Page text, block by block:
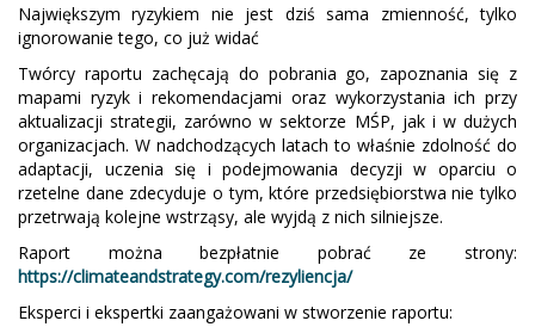
Największym ryzykiem nie jest dziś sama zmienność, tylko
ignorowanie tego, co już widać
Twórcy raportu zachęcają do pobrania go, zapoznania się z
mapami ryzyk i rekomendacjami oraz wykorzystania ich przy
aktualizacji strategii, zarówno w sektorze MŚP, jak i w dużych
organizacjach. W nadchodzących latach to właśnie zdolność do
adaptacji, uczenia się i podejmowania decyzji w oparciu o
rzetelne dane zdecyduje o tym, które przedsiębiorstwa nie tylko
przetrwają kolejne wstrząsy, ale wyjdą z nich silniejsze.
Raport można bezpłatnie pobrać ze strony:
https://climateandstrategy.com/rezyliencja/
Eksperci i ekspertki zaangażowani w stworzenie raportu: